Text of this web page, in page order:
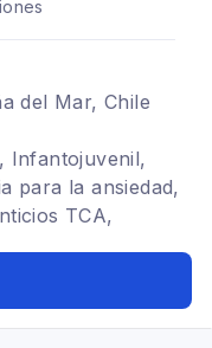
del Mar, Chile
Infantojuvenil,
para la ansiedad,
TCA,